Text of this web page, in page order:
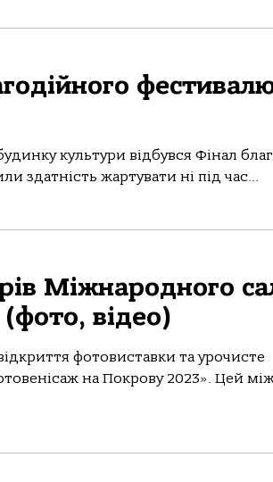
культури відбувся Фінал
здатність жартувати ні під час...
Міжнародного
відео)
фотовиставки та урочисте
на Покрову 2023». Цей